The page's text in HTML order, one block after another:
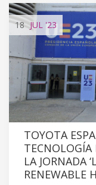
18 JUL '23
TOYOTA
TECNOLOGÍA
LA JORNADA
RENEWABLE